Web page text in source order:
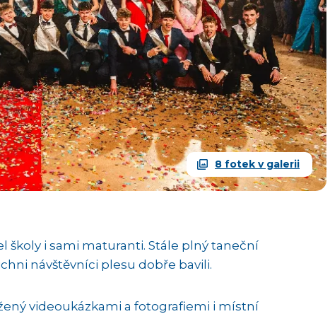
8 fotek v galerii
školy i sami maturanti. Stále plný taneční
návštěvníci plesu dobře bavili.
videoukázkami a fotografiemi i místní